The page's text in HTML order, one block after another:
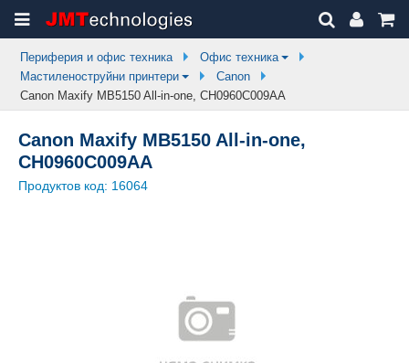
Периферия и офис техника
Офис техника
Мастиленоструйни принтери
Canon
Canon Maxify MB5150 All-in-one, CH0960C009AA
Canon Maxify MB5150 All-in-one,
CH0960C009AA
Продуктов код: 16064